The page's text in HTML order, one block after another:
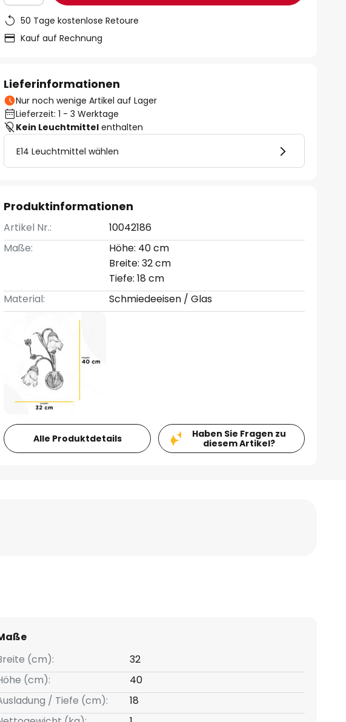
50 Tage kostenlose Retoure
Kauf auf Rechnung
Lieferinformationen
Nur noch wenige Artikel auf Lager
Lieferzeit: 1 - 3 Werktage
Kein Leuchtmittel enthalten
E14 Leuchtmittel wählen
Produktinformationen
Artikel Nr.:
10042186
Maße:
Höhe: 40 cm
Breite: 32 cm
Tiefe: 18 cm
Material:
Schmiedeeisen / Glas
Alle Produktdetails
Haben Sie Fragen zu
diesem Artikel?
(cm):
32
(cm):
40
/ Tiefe (cm):
18